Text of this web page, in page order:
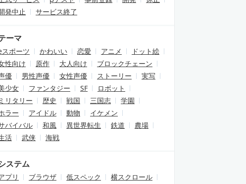
発中止
サービス終了
ーマ
スポーツ かわいい 恋愛 アニメ
ドット絵
性向け
原作 大人向け
ブロックチェーン
優
男性声優 女性声優 ストーリー
実写
少女
ファンタジー SF
ロボット
ミリタリー
歴史 戦国 三国志
学園
ラー
アイドル 動物
イケメン
バイバル
和風 異世界転生 鉄道
農場
活
武侠 海戦
ステム
プリ ブラウザ 低スペック
横スクロール